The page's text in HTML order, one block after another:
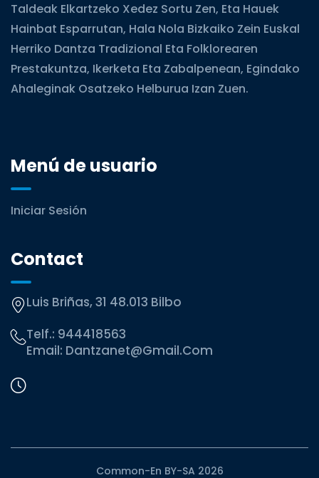
Taldeak Elkartzeko Xedez Sortu Zen, Eta Hauek
Hainbat Esparrutan, Hala Nola Bizkaiko Zein Euskal
Herriko Dantza Tradizional Eta Folklorearen
Prestakuntza, Ikerketa Eta Zabalpenean, Egindako
Ahaleginak Osatzeko Helburua Izan Zuen.
Menú de usuario
Iniciar Sesión
Contact
Luis Briñas, 31 48.013 Bilbo
Telf.: 944418563
Email: Dantzanet@gmail.com
Common-En BY-SA 2026